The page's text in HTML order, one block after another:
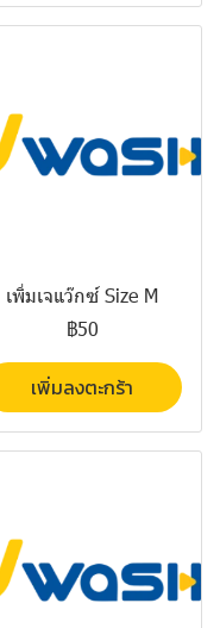
เพิ่มเจแว๊กซ์ Size M
฿50
เพิ่มลงตะกร้า